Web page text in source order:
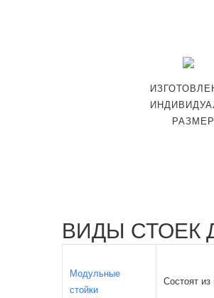
ВИДЫ СТОЕК
Модульные
стойки
Состоят из